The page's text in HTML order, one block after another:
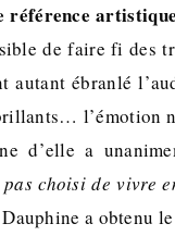
de faire fi des
autant ébranlé
l’émotion
d’elle a
pas choisi de vivre
a obtenu